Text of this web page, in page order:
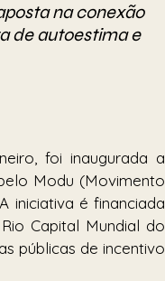
na conexão
de autoestima e
foi inaugurada a
Modu (Movimento
iniciativa é financiada
Capital Mundial do
públicas de incentivo